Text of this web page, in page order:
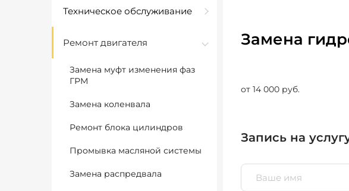
Техническое обслуживание
Ремонт двигателя
Замена муфт изменения фаз
ГРМ
Замена коленвала
Ремонт блока цилиндров
Промывка масляной системы
Замена распредвала
Замена
от 14 000 руб.
Запись на